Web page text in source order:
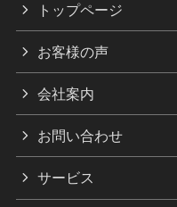
トップページ
お客様の声
会社案内
お問い合わせ
サービス